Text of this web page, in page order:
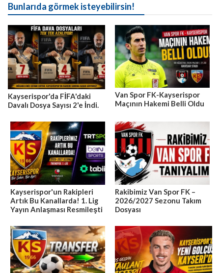
Bunlarıda görmek isteyebilirsin!
Kayserispor'da FİFA'daki
Davalı Dosya Sayısı 2'e İndi.
Van Spor FK-Kayserispor
Maçının Hakemi Belli Oldu
Kayserispor'un Rakipleri
Artık Bu Kanallarda! 1. Lig
Yayın Anlaşması Resmileşti
Rakibimiz Van Spor FK –
2026/2027 Sezonu Takım
Dosyası